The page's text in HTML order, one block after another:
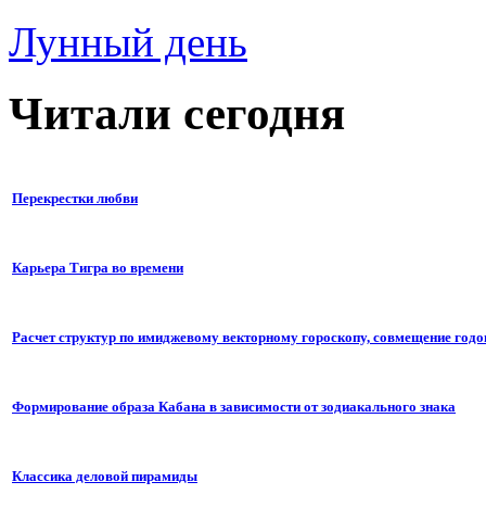
Лунный день
Читали сегодня
Перекрестки любви
Карьера Тигра во времени
Расчет структур по имиджевому векторному гороскопу, совмещение
Формирование образа Кабана в зависимости от зодиакального знака
Классика деловой пирамиды